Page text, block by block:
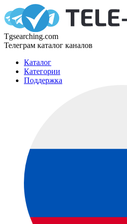
Tgsearching.com
Телеграм каталог каналов
Каталог
Категории
Поддержка